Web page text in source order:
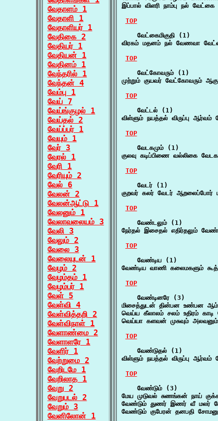
வேதாளம் 1
வேதாளி 1
வேதாளியர் 1
வேதிகை 2
வேதியர் 1
வேதியன் 1
வேதினம் 1
வேந்தரில் 1
வேந்தன் 4
வேம்பு 1
வேய் 7
வேய்ங்குழல் 1
வேய்தல் 2
வேய்ப்பர் 1
வேயும் 1
வேர் 3
வேரல் 1
வேரி 1
வேரியும் 2
வேல் 6
வேலன் 2
வேலன்ஆட்டு 1
வேலனும் 1
வேலாவலையம் 3
வேலி 3
வேலும் 2
வேலை 3
வேலையுடன் 1
வேழம் 2
வேழம்தம் 1
வேழம்பர் 1
வேள் 5
வேள்வி 4
வேள்வித்தறி 2
வேள்விநாள் 1
வேளாண்மை 2
வேளாளரே 1
வேளிர் 1
வேற்றுமை 2
வேறிடமே 1
வேறிலாத 1
வேறு 2
வேறுபடல் 2
வேறும் 3
வேனிலோன் 1
இப்பால் விளரி நாம்பு நல்
TOP
    வேட்கைமிகுதி (1)
விரகம் மதனம் நல் வேணவா
TOP
    வேட்கோவரும் (1)
முற்றும் குயவர் வேட்கோவரும்
TOP
    வேட்டல் (1)
விள்ளும் நயத்தல் விருப்பு
TOP
    வேடகமும் (1)
குலவு கடிப்பிணை வல்லிகை
TOP
    வேடர் (1)
குறவர் கலர் வேடர் ஆறலைப்போர்
TOP
    வேண்டலும் (1)
நேர்தல் இசைதல் எதிர்தலும்
TOP
    வேண்டிய (1)
வேண்டிய வாணி கலைமகளும்
TOP
    வேண்டினரே (3)
மிசைத்துடன் தின்பன உண்பன
வெய்ய கீலாலம் சலம் உதிரம்
வெய்யா களவன் முசுவும்
TOP
    வேண்டுதல் (1)
விள்ளும் நயத்தல் விருப்பு
TOP
    வேண்டும் (3)
மேய முடுவல் சுணங்கன் நாய்
வேண்டும் துணர் இணர் வீ மலர்
வேண்டும் குபேரன் தனபதி